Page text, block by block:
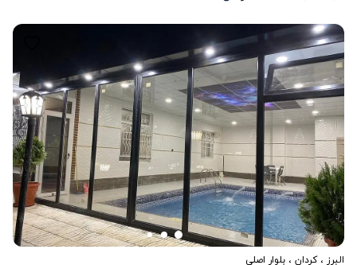
البرز ،کردان ، بلوار اصلی